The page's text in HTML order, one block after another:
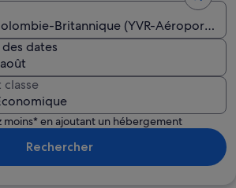
Britannique (YVR-Aéroport
dates
moins* en ajoutant un hébergement
Rechercher